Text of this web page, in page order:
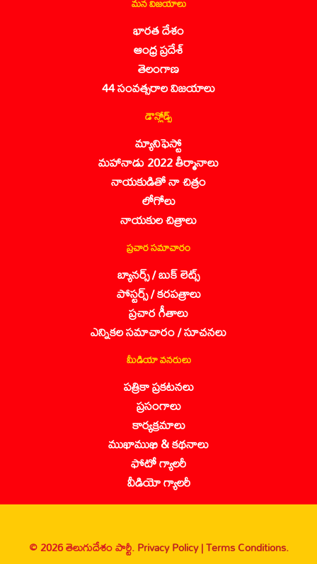
భారత దేశం
ఆంధ్ర ప్రదేశ్
తెలంగాణ
44 సంవత్సరాల విజయాలు
డౌన్లోడ్స్
మ్యానిఫెస్టో
మహానాడు 2022 తీర్మానాలు
నాయకుడితో నా చిత్రం
లోగోలు
నాయకుల చిత్రాలు
ప్రచార సమాచారం
బ్యానర్స్ / బుక్ లెట్స్
పోస్టర్స్ / కరపత్రాలు
ప్రచార గీతాలు
ఎన్నికల సమాచారం / సూచనలు
మీడియా వనరులు
పత్రికా ప్రకటనలు
ప్రసంగాలు
కార్యక్రమాలు
ముఖాముఖి & కథనాలు
ఫోటో గ్యాలరీ
వీడియో గ్యాలరీ
© 2026 తెలుగుదేశం పార్టీ.Privacy Policy |Terms Conditions.